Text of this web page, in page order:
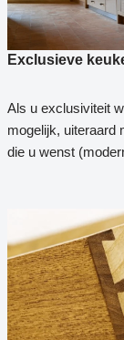
Exclusieve
Als u exclusiviteit
mogelijk, uiteraard
die u wenst